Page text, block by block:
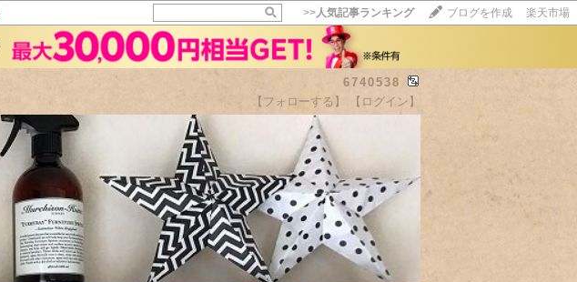
>>人気記事ランキング ブログを作成 楽天市場
6740538
【フォローする】 【ログイン】